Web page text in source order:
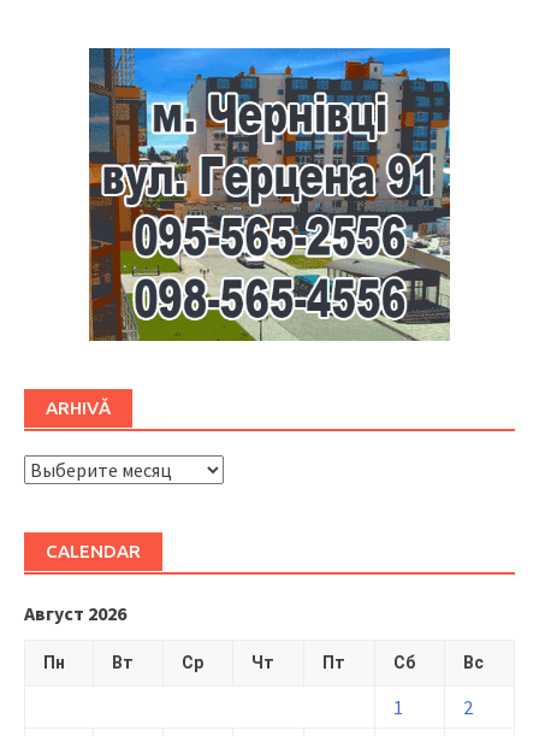
ARHIVĂ
ARHIVĂ
CALENDAR
Август 2026
Пн Вт Ср Чт Пт Сб Вс
1
2